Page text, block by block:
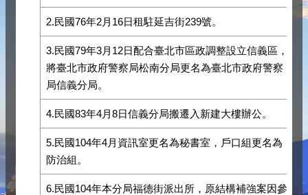
2.民國76年2月16日租駐延吉街239號。
3.民國79年3月12日配合臺北市區政調整設立信義區，
將臺北市政府警察局松南分局更名為臺北市政府警察
局信義分局。
4.民國83年4月8日信義分局搬遷入新建大樓辦公。
5.民國104年4月資訊室更名為秘書室，戶口組更名為
防治組。
6.民國104年本分局福德街派出所，原結構補強案因參